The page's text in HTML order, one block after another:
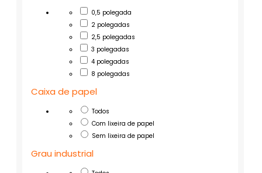
0,5 polegada
2 polegadas
2,5 polegadas
3 polegadas
4 polegadas
8 polegadas
Caixa de papel
Todos
Com lixeira de papel
Sem lixeira de papel
Grau industrial